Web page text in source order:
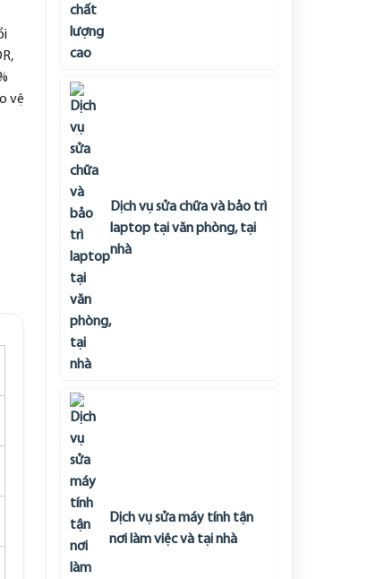
vệ
Dịch vụ sửa chữa và bảo trì
laptop tại văn phòng, tại
nhà
Dịch vụ sửa máy tính tận
nơi làm việc và tại nhà